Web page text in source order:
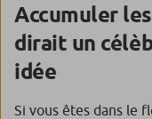
Accumuler
dirait un
idée
Si vous êtes dans le